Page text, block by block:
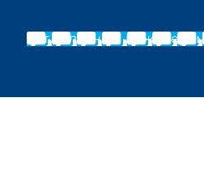
Чат с главным инженером